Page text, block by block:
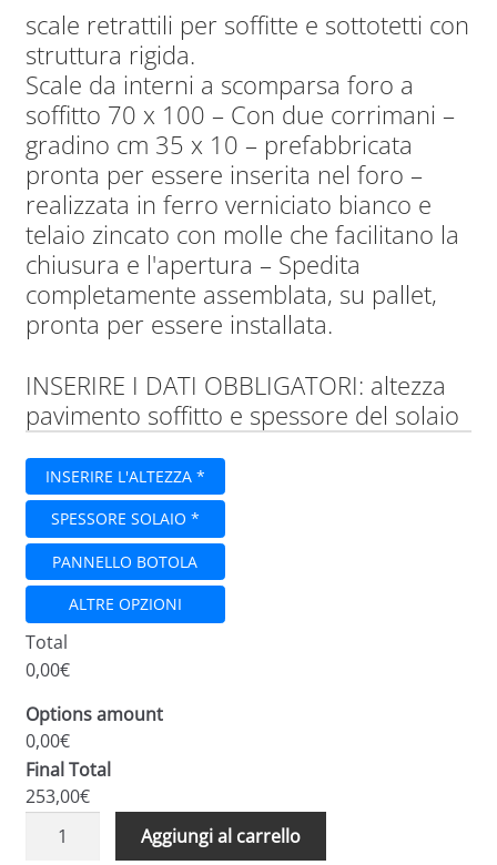
scale retrattili per soffitte e sottotetti con
struttura rigida.
Scale da interni a scomparsa foro a
soffitto 70 x 100 – Con due corrimani –
gradino cm 35 x 10 – prefabbricata
pronta per essere inserita nel foro –
realizzata in ferro verniciato bianco e
telaio zincato con molle che facilitano la
chiusura e l'apertura – Spedita
completamente assemblata, su pallet,
pronta per essere installata.
INSERIRE I DATI OBBLIGATORI: altezza
pavimento soffitto e spessore del solaio
INSERIRE L'ALTEZZA *
SPESSORE SOLAIO *
PANNELLO BOTOLA
ALTRE OPZIONI
Total
0,00€
Options amount
0,00€
Final Total
253,00€
Scale
retrattili
Aggiungi al carrello